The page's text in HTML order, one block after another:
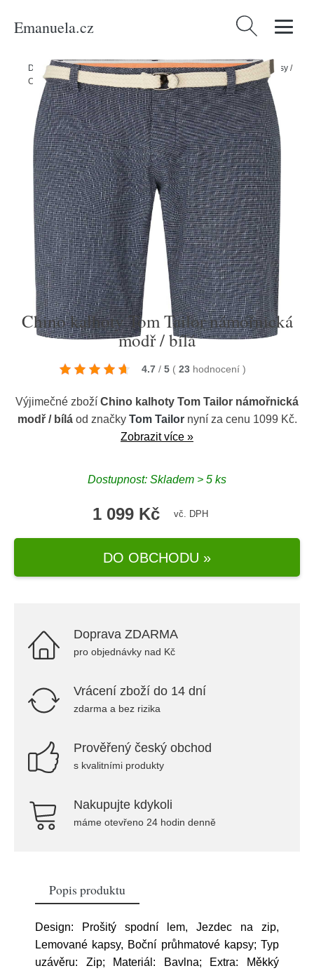
Emanuela.cz Vyhledávání
Domů/Produkty/Muži/Oblečení/Kalhoty/Kraťasy/Chino kraťasy /
Chino kalhoty Tom Tailor námořnická modř / bílá
Chino kalhoty Tom Tailor námořnická
modř / bílá
4.7 / 5 ( 23 hodnocení )
Výjimečné zboží Chino kalhoty Tom Tailor námořnická
modř / bíláod značky Tom Tailornyní za cenu 1099 Kč.
Zobrazit více »
Dostupnost: Skladem > 5 ks
1 099 Kč vč. DPH
DO OBCHODU »
Doprava ZDARMA
pro objednávky nad Kč
Vrácení zboží do 14 dní
zdarma a bez rizika
Prověřený český obchod
s kvalitními produkty
Nakupujte kdykoli
máme otevřeno 24 hodin denně
Popis produktu
Design: Prošitý spodní lem, Jezdec na zip,
Lemované kapsy, Boční průhmatové kapsy; Typ
uzávěru: Zip; Materiál: Bavlna; Extra: Měkký